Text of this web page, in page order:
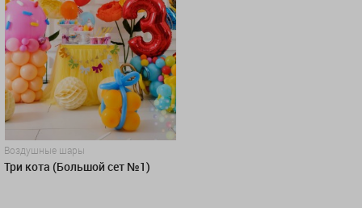
Воздушные шары
Три кота (Большой сет №1)